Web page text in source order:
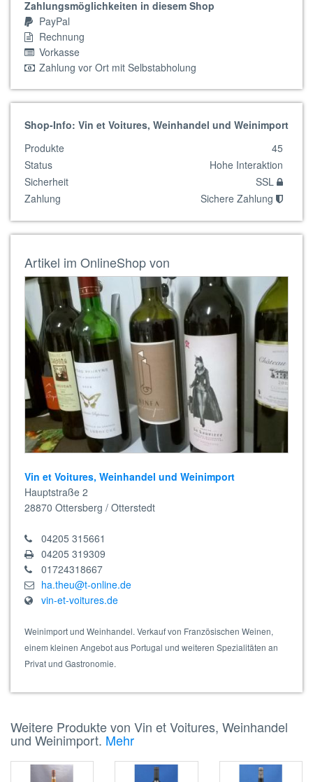
Zahlungsmöglichkeiten in diesem Shop
PayPal
Rechnung
Vorkasse
Zahlung vor Ort mit Selbstabholung
Shop-Info: Vin et Voitures, Weinhandel und Weinimport
Produkte
45
Status
Hohe Interaktion
Sicherheit
SSL
Zahlung
Sichere Zahlung
Artikel im OnlineShop von
Vin et Voitures, Weinhandel und Weinimport
Hauptstraße 2
28870 Ottersberg / Otterstedt
04205 315661
04205 319309
01724318667
ha.theu@t-online.de
vin-et-voitures.de
Weinimport und Weinhandel. Verkauf von Französischen Weinen,
einem kleinen Angebot aus Portugal und weiteren Spezialitäten an
Privat und Gastronomie.
Weitere Produkte von Vin et Voitures, Weinhandel
und Weinimport. Mehr